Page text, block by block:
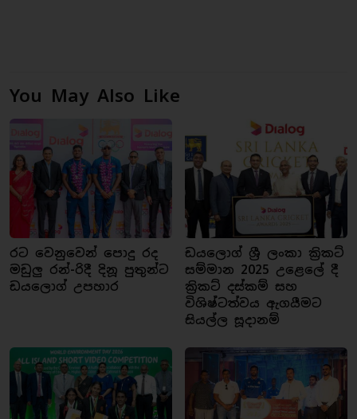
You May Also Like
රට වෙනුවෙන් පොදු රද
මඩුලු රන්-රිදී දිනූ පුතුන්ට
ඩයලොග් උපහාර
ඩයලොග් ශ්‍රී ලංකා ක්‍රිකට්
සම්මාන 2025 උළෙලේ දී
ක්‍රිකට් දස්කම් සහ
විශිෂ්ටත්වය ඇගයීමට
සියල්ල සූදානම්